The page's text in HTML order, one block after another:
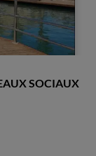
SOCIAUX